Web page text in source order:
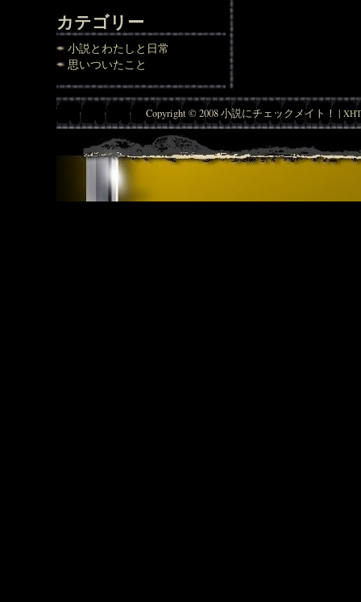
カテゴリー
小説とわたしと日常
思いついたこと
Copyright © 2008 小説にチェックメイト！ |